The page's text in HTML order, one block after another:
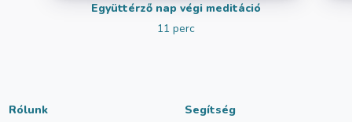
Együttérző nap végi meditáció
11 perc
Rólunk
Segítség